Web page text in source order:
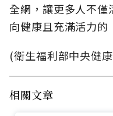
全網，讓更多人不
向健康且充滿活力的
(衛生福利部中央健
相關文章